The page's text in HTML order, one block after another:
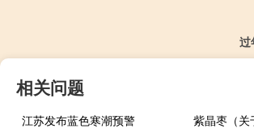
过
相关问题
江苏发布蓝色寒潮预警
紫晶枣（关